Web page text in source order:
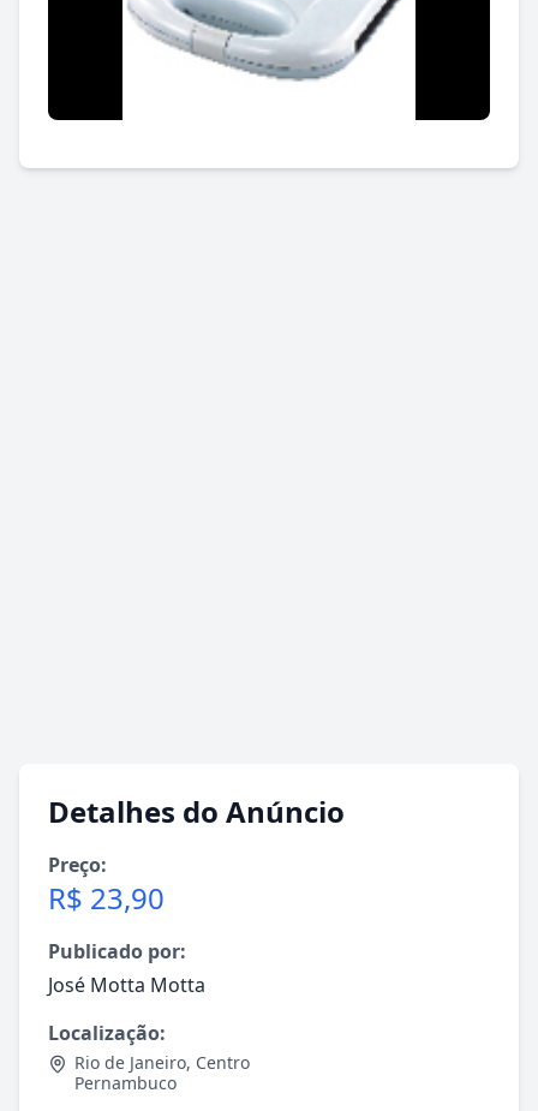
Detalhes do Anúncio
Preço:
R$ 23,90
Publicado por:
José Motta Motta
Localização:
Rio de Janeiro, Centro
Pernambuco